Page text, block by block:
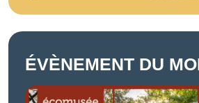
ÉVÈNEMENT DU